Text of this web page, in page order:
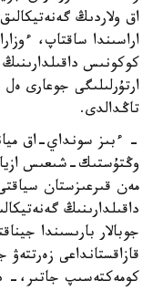
اق ولاردىڭ
اراسىندا ساقتاپ،
كوكونىس
ارتۇرلىلىگى جوعارى ەل
تاڭدالدى.
- ءبىز سونداي-اق
وڭتۇستىك-شىعىس
مەن قىرعىزستان
داقىلدارىنىڭ
جوبالار بارىسىندا
قازاقستانداعى
كومەكتەسىپ